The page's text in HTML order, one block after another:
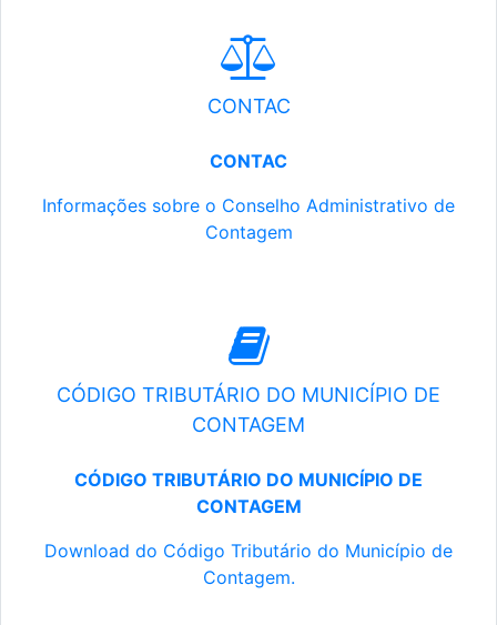
CONTAC
CONTAC
Informações sobre o Conselho Administrativo de
Contagem
CÓDIGO TRIBUTÁRIO DO MUNICÍPIO DE
CONTAGEM
CÓDIGO TRIBUTÁRIO DO MUNICÍPIO DE
CONTAGEM
Download do Código Tributário do Município de
Contagem.